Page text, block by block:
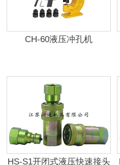
CH-60液压冲孔机
HS-S1开闭式液压快速接头